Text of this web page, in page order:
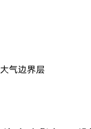
𬬻瑖卶焋銖